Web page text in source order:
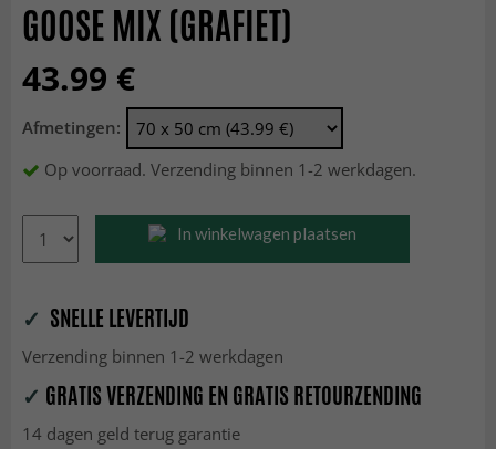
GOOSE MIX (GRAFIET)
43.99 €
Afmetingen:
Op voorraad. Verzending binnen 1-2 werkdagen.
In winkelwagen plaatsen
✓ SNELLE LEVERTIJD
Verzending binnen 1-2 werkdagen
✓ GRATIS VERZENDING EN GRATIS RETOURZENDING
14 dagen geld terug garantie